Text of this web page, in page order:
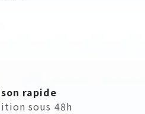
rapide
sous 48h